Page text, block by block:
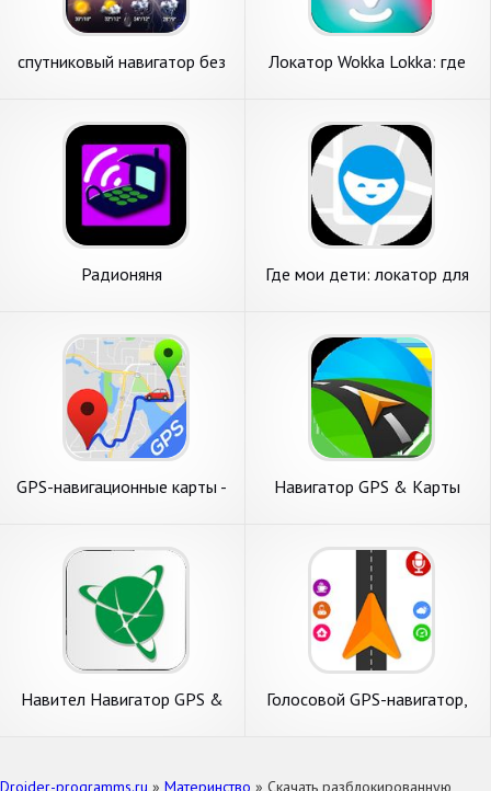
спутниковый навигатор без
Локатор Wokka Lokka: где
Радионяня
Где мои дети: локатор для
GPS-навигационные карты -
Навигатор GPS & Карты
Навител Навигатор GPS &
Голосовой GPS-навигатор,
Droider-programms.ru » Материнство » Скачать разблокированную